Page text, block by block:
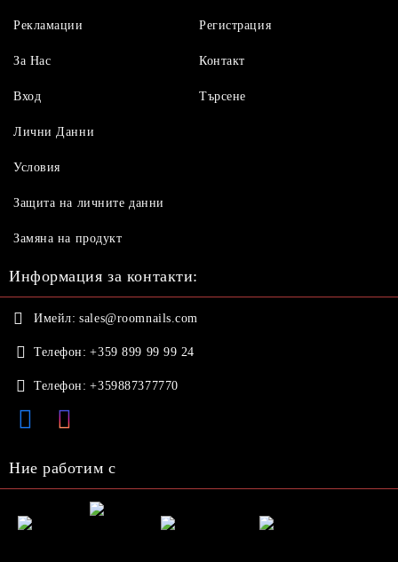
Рекламации
За Нас
Вход
Регистрация
Контакт
Търсене
Лични Данни
Условия
Защита на личните данни
Замяна на продукт
Информация за контакти:
Имейл: sales@roomnails.com
Телефон: +359 899 99 99 24
Телефон: +359887377770
Ние работим с